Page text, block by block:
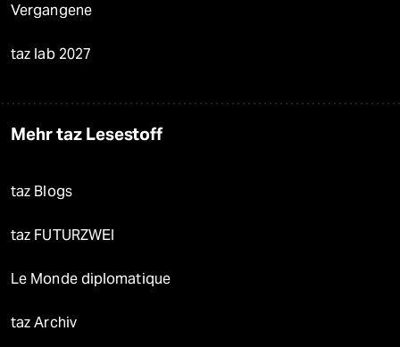
Vergangene
taz lab 2027
Mehr taz Lesestoff
taz Blogs
taz FUTURZWEI
Le Monde diplomatique
taz Archiv